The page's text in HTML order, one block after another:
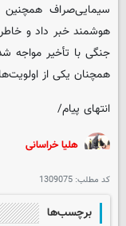
سیمایی‌صراف همچنین
هوشمند خبر داد و
جنگی با تأخیر مواجه
همچنان یکی از
انتهای پیام/
هلیا خراسانی
کد مطلب: 1309075
برچسب‌ها